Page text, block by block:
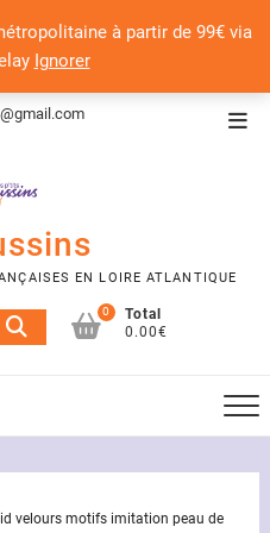
à partir de 99€ via
Ignorer
EN LOIRE ATLANTIQUE
:
0
Total
0.00€
velours motifs imitation peau de